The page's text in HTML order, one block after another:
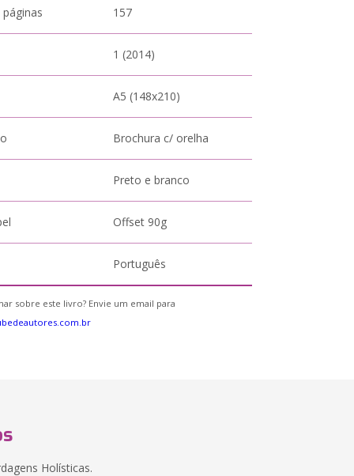
157
1 (2014)
A5 (148x210)
Brochura c/ orelha
Preto e branco
Offset 90g
Português
sobre este livro? Envie um email para
Holísticas.